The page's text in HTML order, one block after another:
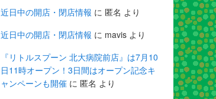
近日中の開店・閉店情報 に 匿名 より
近日中の開店・閉店情報 に mavis より
『リトルスプーン 北大病院前店』は7月10
日11時オープン！3日間はオープン記念キ
ャンペーンも開催 に 匿名 より